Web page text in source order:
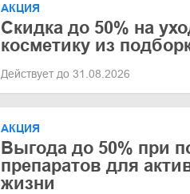
АКЦИЯ
Скидка до 50% на
косметику из
Действует до 31.08.2026
АКЦИЯ
Выгода до 50% при
препаратов для
жизни